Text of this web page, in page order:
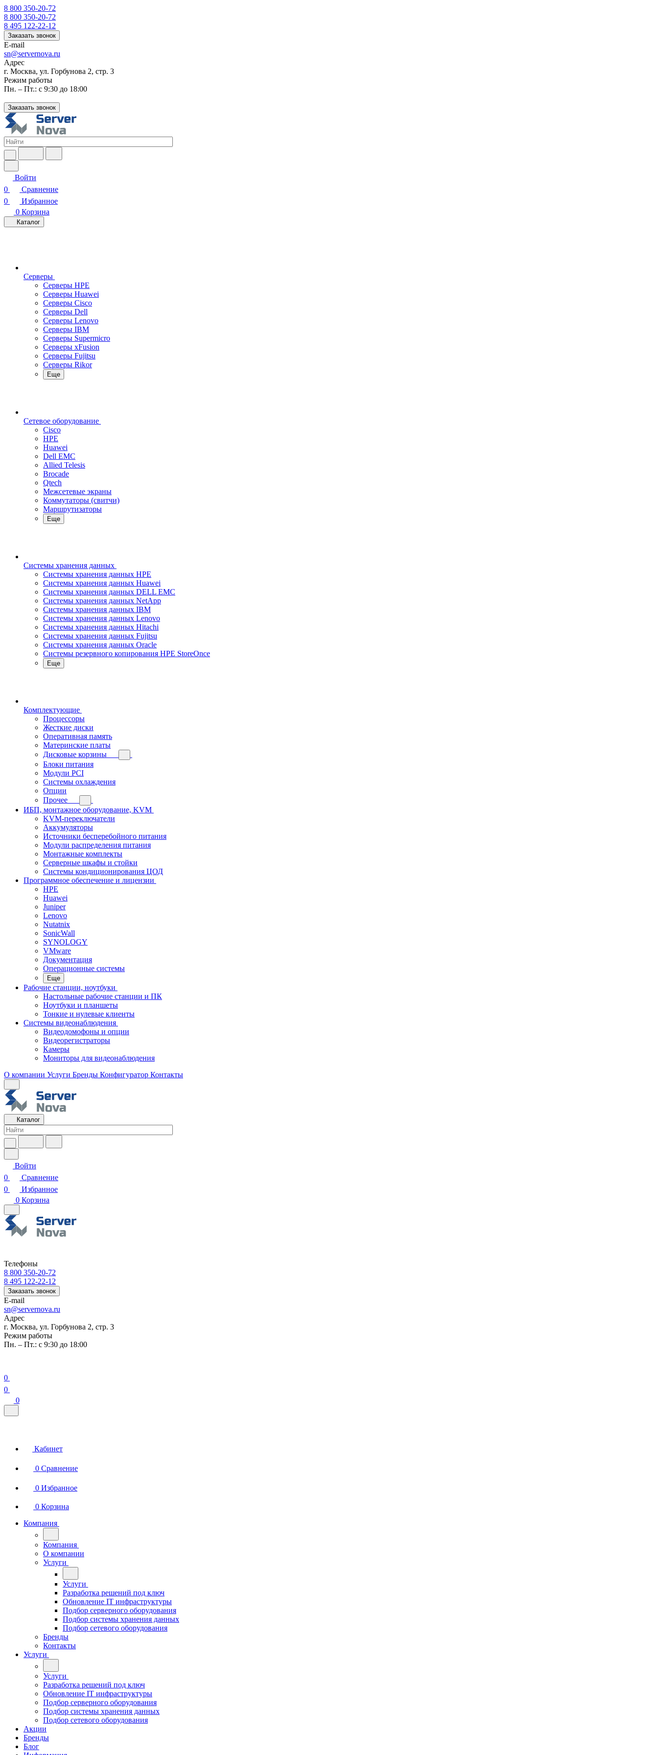
8 800 350-20-72
8 800 350-20-72
8 495 122-22-12
Заказать звонок
E-mail
sn@servernova.ru
Адрес
г. Москва, ул. Горбунова 2, стр. 3
Режим работы
Пн. – Пт.: с 9:30 до 18:00
Заказать звонок
Войти
0
Сравнение
0
Избранное
0 Корзина
Каталог
Серверы
Серверы HPE
Серверы Huawei
Серверы Cisco
Серверы Dell
Серверы Lenovo
Серверы IBM
Серверы Supermicro
Серверы xFusion
Серверы Fujitsu
Серверы Rikor
Еще
Сетевое оборудование
Cisco
HPE
Huawei
Dell EMC
Allied Telesis
Brocade
Qtech
Межсетевые экраны
Коммутаторы (свитчи)
Маршрутизаторы
Еще
Системы хранения данных
Системы хранения данных HPE
Системы хранения данных Huawei
Системы хранения данных DELL EMC
Cистемы хранения данных NetApp
Системы хранения данных IBM
Системы хранения данных Lenovo
Системы хранения данных Hitachi
Системы хранения данных Fujitsu
Системы хранения данных Oracle
Системы резервного копирования HPE StoreOnce
Еще
Комплектующие
Процессоры
Жесткие диски
Оперативная память
Материнские платы
Дисковые корзины
Блоки питания
Модули PCI
Системы охлаждения
Опции
Прочее
ИБП, монтажное оборудование, KVM
KVM-переключатели
Аккумуляторы
Источники бесперебойного питания
Модули распределения питания
Монтажные комплекты
Серверные шкафы и стойки
Системы кондиционирования ЦОД
Программное обеспечение и лицензии
HPE
Huawei
Juniper
Lenovo
Nutatnix
SonicWall
SYNOLOGY
VMware
Документация
Операционные системы
Еще
Рабочие станции, ноутбуки
Настольные рабочие станции и ПК
Ноутбуки и планшеты
Тонкие и нулевые клиенты
Системы видеонаблюдения
Видеодомофоны и опции
Видеорегистраторы
Камеры
Мониторы для видеонаблюдения
О компании Услуги Бренды Конфигуратор Контакты
Каталог
Войти
0
Сравнение
0
Избранное
0 Корзина
Телефоны
8 800 350-20-72
8 495 122-22-12
Заказать звонок
E-mail
sn@servernova.ru
Адрес
г. Москва, ул. Горбунова 2, стр. 3
Режим работы
Пн. – Пт.: с 9:30 до 18:00
0
0
0
Кабинет
0 Сравнение
0 Избранное
0 Корзина
Компания
Компания
О компании
Услуги
Услуги
Разработка решений под ключ
Обновление IT инфраструктуры
Подбор серверного оборудования
Подбор системы хранения данных
Подбор сетевого оборудования
Бренды
Контакты
Услуги
Услуги
Разработка решений под ключ
Обновление IT инфраструктуры
Подбор серверного оборудования
Подбор системы хранения данных
Подбор сетевого оборудования
Акции
Бренды
Блог